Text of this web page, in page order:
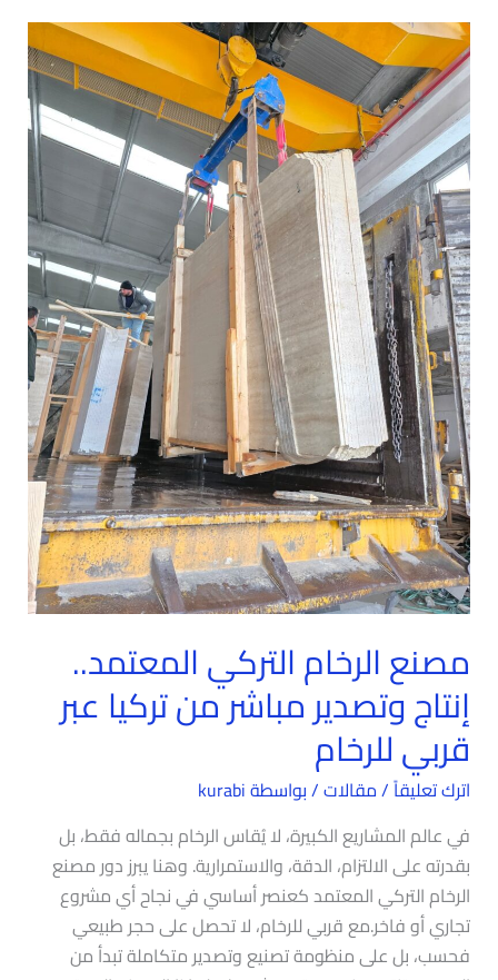
مصنع الرخام التركي المعتمد..
إنتاج وتصدير مباشر من تركيا عبر
قربي للرخام
اترك تعليقاً/مقالات/ بواسطةkurabi
في عالم المشاريع الكبيرة، لا يُقاس الرخام بجماله فقط، بل
بقدرته على الالتزام، الدقة، والاستمرارية. وهنا يبرز دور مصنع
الرخام التركي المعتمد كعنصر أساسي في نجاح أي مشروع
تجاري أو فاخر.مع قربي للرخام، لا تحصل على حجر طبيعي
فحسب، بل على منظومة تصنيع وتصدير متكاملة تبدأ من
مصنع
الرخام
التركي
المعتمد..
إنتاج
وتصدير
مباشر
من
تركيا
عبر
قربي
للرخام